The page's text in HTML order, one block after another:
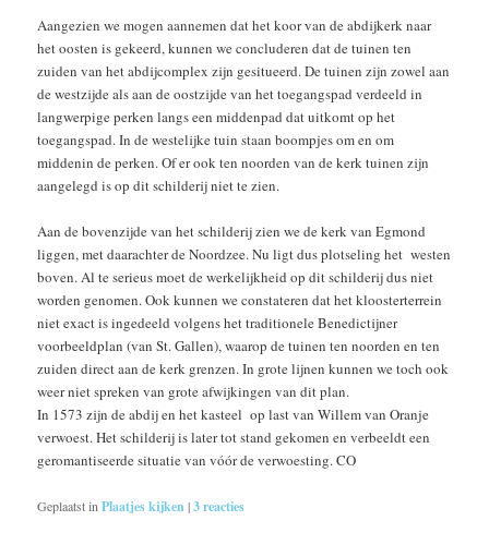
Aangezien we mogen aannemen dat het koor van de abdijkerk naar
het oosten is gekeerd, kunnen we concluderen dat de tuinen ten
zuiden van het abdijcomplex zijn gesitueerd. De tuinen zijn zowel aan
de westzijde als aan de oostzijde van het toegangspad verdeeld in
langwerpige perken langs een middenpad dat uitkomt op het
toegangspad. In de westelijke tuin staan boompjes om en om
middenin de perken. Of er ook ten noorden van de kerk tuinen zijn
aangelegd is op dit schilderij niet te zien.
Aan de bovenzijde van het schilderij zien we de kerk van Egmond
liggen, met daarachter de Noordzee. Nu ligt dus plotseling het westen
boven. Al te serieus moet de werkelijkheid op dit schilderij dus niet
worden genomen. Ook kunnen we constateren dat het kloosterterrein
niet exact is ingedeeld volgens het traditionele Benedictijner
voorbeeldplan (van St. Gallen), waarop de tuinen ten noorden en ten
zuiden direct aan de kerk grenzen. In grote lijnen kunnen we toch ook
weer niet spreken van grote afwijkingen van dit plan.
In 1573 zijn de abdij en het kasteel op last van Willem van Oranje
verwoest. Het schilderij is later tot stand gekomen en verbeeldt een
geromantiseerde situatie van vóór de verwoesting. CO
Geplaatst in Plaatjes kijken |3reacties